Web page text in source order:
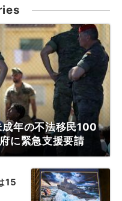
年の不法移民100
に緊急支援要請
15